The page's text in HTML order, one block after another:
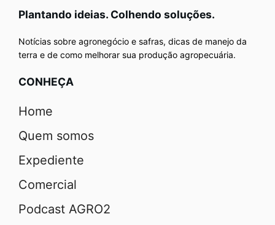
Plantando ideias. Colhendo soluções.
Notícias sobre agronegócio e safras, dicas de manejo da
terra e de como melhorar sua produção agropecuária.
CONHEÇA
Home
Quem somos
Expediente
Comercial
Podcast AGRO2